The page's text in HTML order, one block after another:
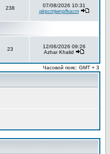
238
07/08/2026 10:31
qkpcmjwnpfkacm
23
12/06/2026 09:26
Azhar Khalid
Часовой пояс: GMT + 3